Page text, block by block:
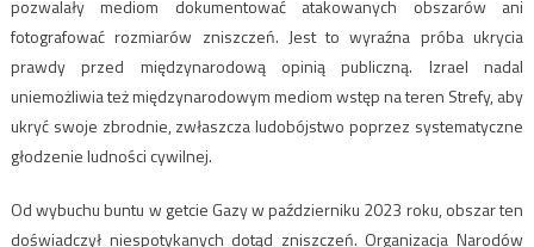
pozwalały mediom dokumentować atakowanych obszarów ani
fotografować rozmiarów zniszczeń. Jest to wyraźna próba ukrycia
prawdy przed międzynarodową opinią publiczną. Izrael nadal
uniemożliwia też międzynarodowym mediom wstęp na teren Strefy, aby
ukryć swoje zbrodnie, zwłaszcza ludobójstwo poprzez systematyczne
głodzenie ludności cywilnej.
Od wybuchu buntu w getcie Gazy w październiku 2023 roku, obszar ten
doświadczył niespotykanych dotąd zniszczeń. Organizacja Narodów